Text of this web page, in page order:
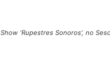
Show ‘Rupestres Sonoros’, no